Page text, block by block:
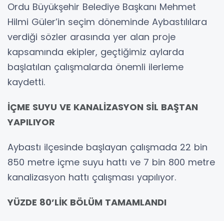
Ordu Büyükşehir Belediye Başkanı Mehmet
Hilmi Güler’in seçim döneminde Aybastılılara
verdiği sözler arasında yer alan proje
kapsamında ekipler, geçtiğimiz aylarda
başlatılan çalışmalarda önemli ilerleme
kaydetti.
İÇME SUYU VE KANALİZASYON SİL BAŞTAN
YAPILIYOR
Aybastı ilçesinde başlayan çalışmada 22 bin
850 metre içme suyu hattı ve 7 bin 800 metre
kanalizasyon hattı çalışması yapılıyor.
YÜZDE 80’LİK BÖLÜM TAMAMLANDI